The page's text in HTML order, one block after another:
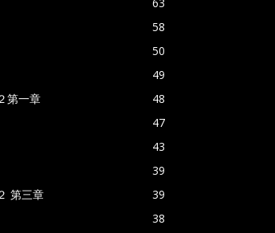
58
50
49
第一章
48
47
43
39
第三章
39
38